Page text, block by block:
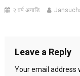
२ वर्ष अगाडि
Leave a Reply
Your email address